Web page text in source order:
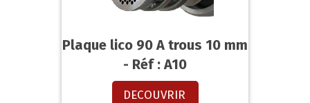
Plaque lico 90 A trous 10 mm
- Réf : A10
DECOUVRIR